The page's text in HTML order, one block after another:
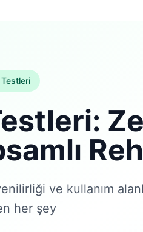
ve kullanım
her şey